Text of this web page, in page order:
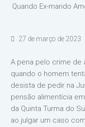
27 de março de 2023
A pena pelo crime de
quando o homem
desista de pedir na
pensão alimentícia
da Quinta Turma do
ao julgar um caso